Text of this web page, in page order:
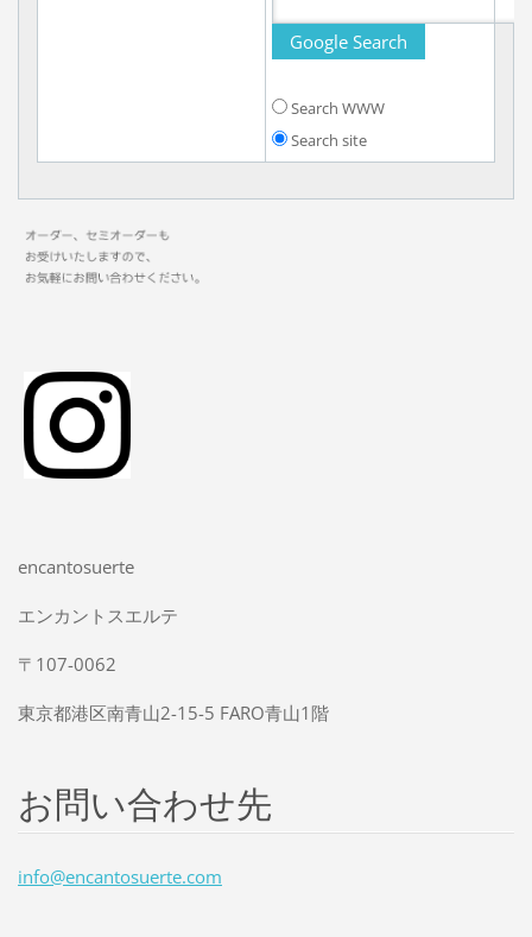
Search WWW
Search site
encantosuerte
エンカントスエルテ
〒107-0062
東京都港区南青山2-15-5 FARO青山1階
お問い合わせ先
info@encantosuerte.com